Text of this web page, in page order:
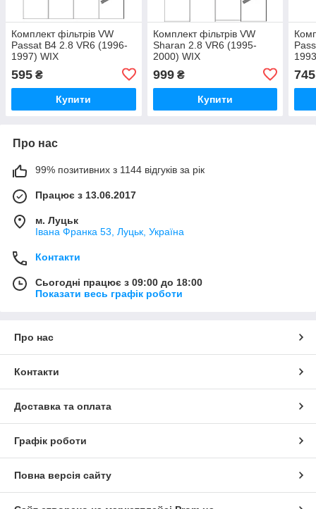
Комплект фільтрів VW
Passat B4 2.8 VR6 (1996-
1997) WIX
595 ₴
Купити
Комплект фільтрів VW
Sharan 2.8 VR6 (1995-
2000) WIX
999₴
Купити
745
Про нас
99% позитивних з 1144 відгуків за рік
Працює з 13.06.2017
м. Луцьк
Івана Франка 53, Луцьк, Україна
Контакти
Сьогодні працює з 09:00 до 18:00
Показати весь графік роботи
Про нас
Контакти
Доставка та оплата
Графік роботи
Повна версія сайту